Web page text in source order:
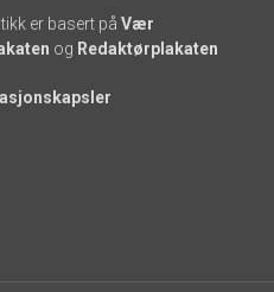
er basert på Vær
og Redaktørplakaten